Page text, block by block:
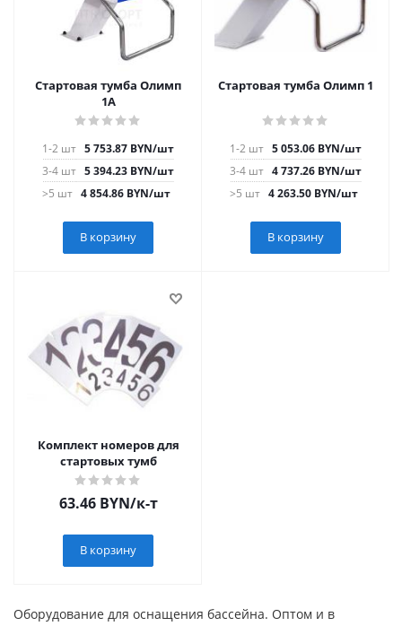
Стартовая тумба Олимп
1А
1-2 шт 5 753.87 BYN/шт
3-4 шт 5 394.23 BYN/шт
>5 шт 4 854.86 BYN/шт
В корзину
Стартовая тумба Олимп 1
1-2 шт 5 053.06 BYN/шт
3-4 шт 4 737.26 BYN/шт
>5 шт 4 263.50 BYN/шт
В корзину
Комплект номеров для
стартовых тумб
63.46BYN/к-т
В корзину
Оборудование для оснащения бассейна. Оптом и в